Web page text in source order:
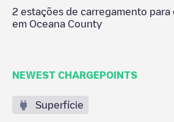
2 estações de carregamento para
em Oceana County
NEWEST CHARGEPOINTS
Superfície